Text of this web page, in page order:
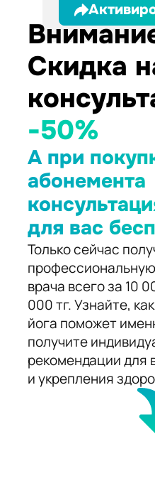
Скидка
-50%
А при
абонемента
для вас
Только сейчас
врача всего за 10
000 тг. Узнайте,
йога поможет
получите
рекомендации для
и укрепления